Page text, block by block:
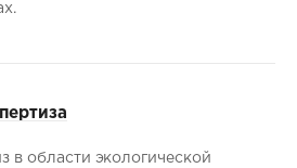
в области экологической